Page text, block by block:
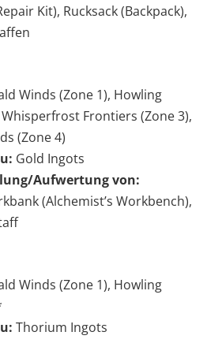
Kit), Rucksack (Backpack),
Winds (Zone 1), Howling
Whisperfrost Frontiers (Zone 3),
(Zone 4)
Gold Ingots
Aufwertung von:
(Alchemist’s Workbench),
Winds (Zone 1), Howling
Thorium Ingots